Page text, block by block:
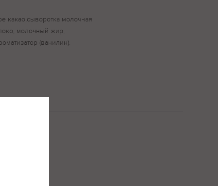
какао,сыворотка молочная
молочный жир,
(ванилин).